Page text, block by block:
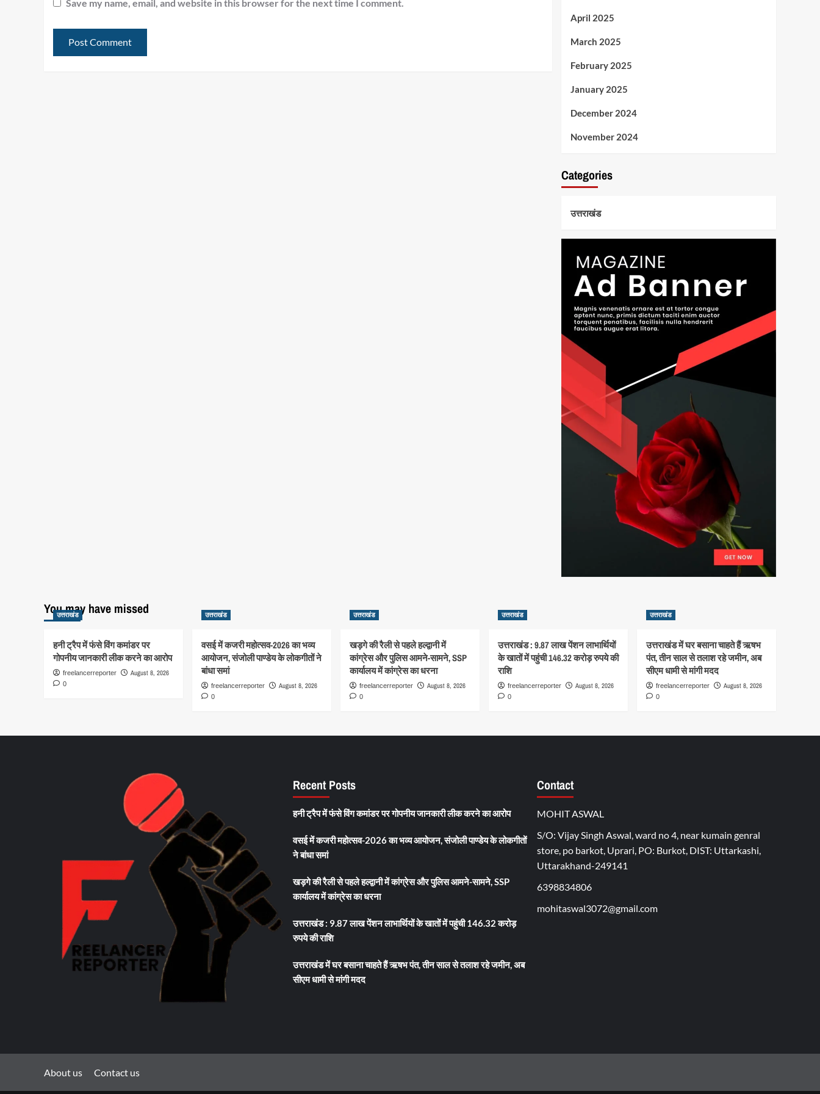
Save my name, email, and website in this browser for the next time I comment.
April 2025
March 2025
February 2025
January 2025
December 2024
November 2024
Categories
उत्तराखंड
You may have missed
उत्तराखंड
हनी ट्रैप में फंसे विंग कमांडर पर
गोपनीय जानकारी लीक करने का आरोप
freelancerreporter August 8, 2026
0
उत्तराखंड
वसई में कजरी महोत्सव-2026 का भव्य
आयोजन, संजोली पाण्डेय के लोकगीतों ने
बांधा समां
freelancerreporter August 8, 2026
0
उत्तराखंड
खड़गे की रैली से पहले हल्द्वानी में
कांग्रेस और पुलिस आमने-सामने, SSP
कार्यालय में कांग्रेस का धरना
freelancerreporter August 8, 2026
0
उत्तराखंड
उत्तराखंड : 9.87 लाख पेंशन लाभार्थियों
के खातों में पहुंची 146.32 करोड़ रुपये की
राशि
freelancerreporter August 8, 2026
0
उत्तराखंड
उत्तराखंड में घर बसाना चाहते हैं ऋषभ
पंत, तीन साल से तलाश रहे जमीन, अब
सीएम धामी से मांगी मदद
freelancerreporter August 8, 2026
0
Recent Posts
हनी ट्रैप में फंसे विंग कमांडर पर गोपनीय जानकारी लीक करने का आरोप
वसई में कजरी महोत्सव-2026 का भव्य आयोजन, संजोली पाण्डेय के लोकगीतों
ने बांधा समां
खड़गे की रैली से पहले हल्द्वानी में कांग्रेस और पुलिस आमने-सामने, SSP
कार्यालय में कांग्रेस का धरना
उत्तराखंड : 9.87 लाख पेंशन लाभार्थियों के खातों में पहुंची 146.32 करोड़
रुपये की राशि
उत्तराखंड में घर बसाना चाहते हैं ऋषभ पंत, तीन साल से तलाश रहे जमीन, अब
सीएम धामी से मांगी मदद
Contact
MOHIT ASWAL
S/O: Vijay Singh Aswal, ward no 4, near kumain genral
store, po barkot, Uprari, PO: Burkot, DIST: Uttarkashi,
Uttarakhand-249141
6398834806
mohitaswal3072@gmail.com
About us Contact us